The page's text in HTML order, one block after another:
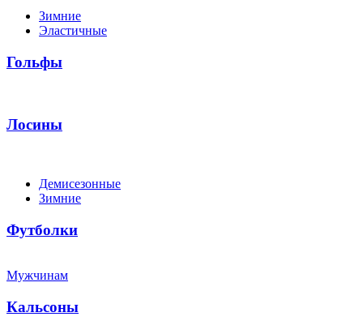
Зимние
Эластичные
Гольфы
Лосины
Демисезонные
Зимние
Футболки
Мужчинам
Кальсоны